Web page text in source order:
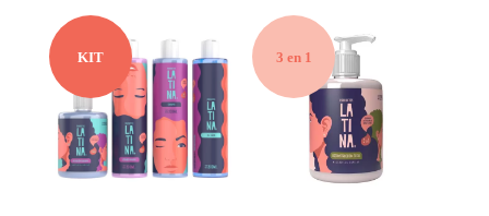
KIT 3 en 1